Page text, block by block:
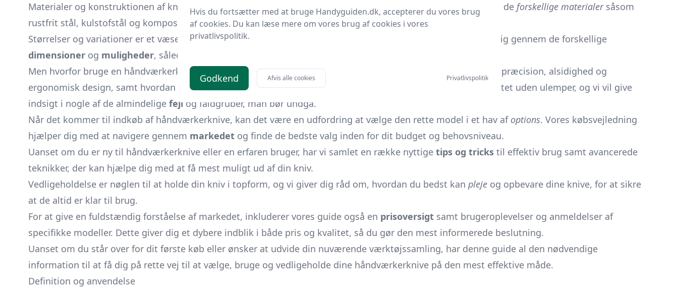
Materialer og konstruktionen af kniven spiller en stor rolle i dens holdbarhed og funktionalitet. Her vil vi se på de forskellige materialersåsom
rustfrit stål, kulstofstål og kompositmaterialer, samt hvordan de påvirker knivens ydeevne og levetid.
Størrelser og variationer er et væsentligt aspekt at overveje, når man vælger en håndværkerkniv. Vi vil guide dig gennem de forskellige
dimensioner og muligheder, således at du kan finde den kniv, der passer bedst til dine behov.
Men hvorfor bruge en håndværkerkniv fremfor andre skæreværktøjer? Vi undersøger de mange
såsom præcision, alsidighed og
ergonomisk design, samt hvordan disse fordele kan forbedre arbejdsoplevelsen og resultatet. Dog kommer intet uden ulemper, og vi vil give
indsigt i nogle af de almindelige fejl og faldgruber, man bør undgå.
Når det kommer til indkøb af håndværkerknive, kan det være en udfordring at vælge den rette model i et hav af options. Vores købsvejledning
hjælper dig med at navigere gennem markedet og finde de bedste valg inden for dit budget og behovsniveau.
Uanset om du er ny til håndværkerknive eller en erfaren bruger, har vi samlet en række nyttige tips og tricks til effektiv brug samt avancerede
teknikker, der kan hjælpe dig med at få mest muligt ud af din kniv.
Vedligeholdelse er nøglen til at holde din kniv i topform, og vi giver dig råd om, hvordan du bedst kan pleje og opbevare dine knive, for at sikre
at de altid er klar til brug.
For at give en fuldstændig forståelse af markedet, inkluderer vores guide også en prisoversigt samt brugeroplevelser og anmeldelser af
specifikke modeller. Dette giver dig et dybere indblik i både pris og kvalitet, så du gør den mest informerede beslutning.
Uanset om du står over for dit første køb eller ønsker at udvide din nuværende værktøjssamling, har denne guide al den nødvendige
information til at få dig på rette vej til at vælge, bruge og vedligeholde dine håndværkerknive på den mest effektive måde.
Definition og anvendelse
Hvis du fortsætter med at bruge Handyguiden.dk, accepterer du vores brug
af cookies. Du kan læse mere om vores brug af cookies i vores
privatlivspolitik.
Godkend Afvis alle cookies Privatlivspolitik